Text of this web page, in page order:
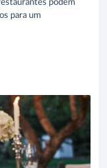
podem
para um